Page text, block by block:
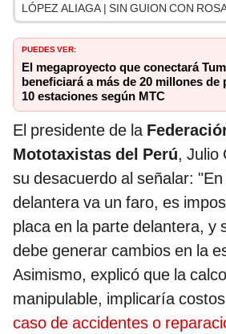
LÓPEZ ALIAGA | SIN GUION CON
PUEDES VER:
El megaproyecto que conectará
beneficiará a más de 20 millones de
10 estaciones según MTC
El presidente de la
Mototaxistas del Perú, Julio
su desacuerdo al señalar:
delantera va un faro, es
placa en la parte delantera, y
debe generar cambios en la
Asimismo, explicó que la
manipulable, implicaría
caso de accidentes o